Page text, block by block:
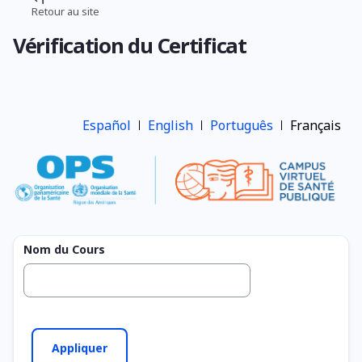
Aller
contenu
d'Ariane
Retour au site
Vérification du Certificat
Español English Português Français
Nom du Cours